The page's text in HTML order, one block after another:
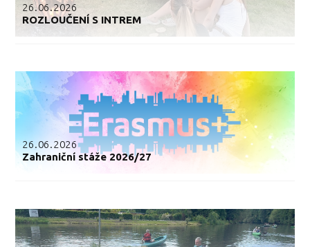
26.06.2026
ROZLOUČENÍ S INTREM
26.06.2026
Zahraniční stáže 2026/27